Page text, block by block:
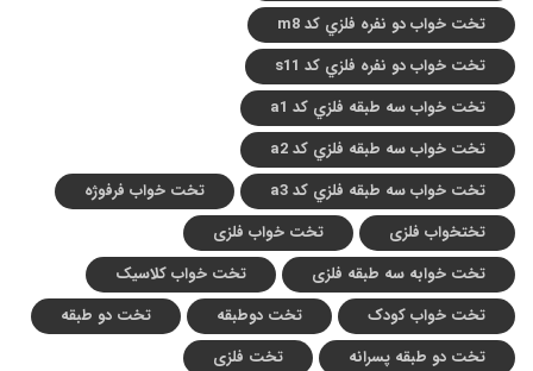
تخت خواب دو نفره فلزي کد m8
تخت خواب دو نفره فلزي کد s11
تخت خواب سه طبقه فلزي کد a1
تخت خواب سه طبقه فلزي کد a2
تخت خواب سه طبقه فلزي کد a3
تخت خواب فرفوژه
تختخواب فلزی
تخت خواب فلزی
تخت خوابه سه طبقه فلزی
تخت خواب کلاسیک
تخت خواب کودک
تخت دوطبقه
تخت دو طبقه
تخت دو طبقه پسرانه
تخت فلزی